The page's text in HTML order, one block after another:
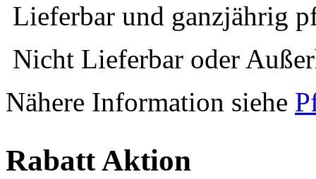
Lieferbar und ganzjährig
Nicht Lieferbar oder
Nähere Information siehe
Rabatt Aktion